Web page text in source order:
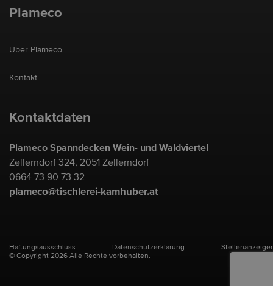
Plameco
Über Plameco
Kontakt
Kontaktdaten
Plameco Spanndecken Wein- und Waldviertel
Zellerndorf 324, 2051 Zellerndorf
0664 73 90 73 32
plameco@tischlerei-kamhuber.at
© Copyright 2026 Alle Rechte vorbehalten.
Haftungsausschluss Datenschutzerklärung